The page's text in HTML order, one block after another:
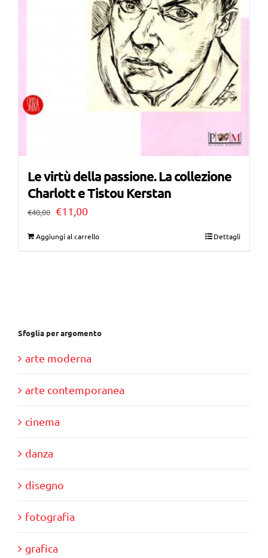
Le virtù della passione. La collezione
Charlott e Tistou Kerstan
€40,00 Il
€11,00Il
Aggiungi al carrello Dettagli
Sfoglia per argomento
arte moderna
arte contemporanea
cinema
danza
disegno
fotografia
grafica